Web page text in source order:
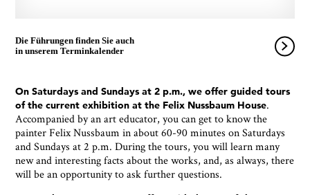
Die Führungen finden Sie auch
in unserem Terminkalender
On Saturdays and Sundays at 2 p.m., we offer guided tours
of the current exhibition at the Felix Nussbaum House.
Accompanied by an art educator, you can get to know the
painter Felix Nussbaum in about 60-90 minutes on Saturdays
and Sundays at 2 p.m. During the tours, you will learn many
new and interesting facts about the works, and, as always, there
will be an opportunity to ask further questions.